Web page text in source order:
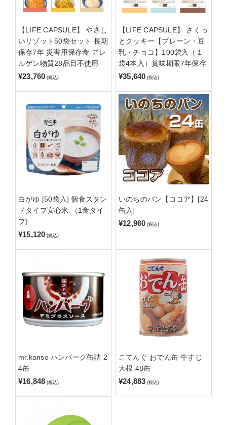
【LIFE CAPSULE】 やさし
いリゾット50袋セット 長期
保存7年 災害用保存食 アレ
ルゲン物質28品目不使用
¥23,760 (税込)
【LIFE CAPSULE】 さくっ
とクッキー【プレーン・豆
乳・チョコ】100袋入（１
袋4本入）賞味期限7年保存
¥35,640 (税込)
白がゆ [50袋入] 個食スタン
ドタイプ安心米 （1食タイ
プ)
¥15,120 (税込)
いのちのパン【ココア】[24
缶入]
¥12,960 (税込)
mr.kanso ハンバーグ缶詰 2
4缶
¥16,848 (税込)
こてんぐ おでん缶 牛すじ
大根 48缶
¥24,883 (税込)